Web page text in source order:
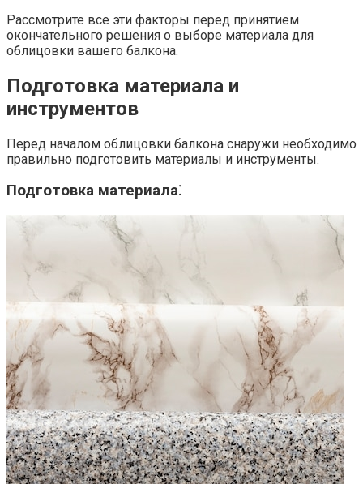
Рассмотрите все эти факторы перед принятием
окончательного решения о выборе материала для
облицовки вашего балкона.​
Подготовка материала и
инструментов
Перед началом облицовки балкона снаружи необходимо
правильно подготовить материалы и инструменты.​
Подготовка материала⁚